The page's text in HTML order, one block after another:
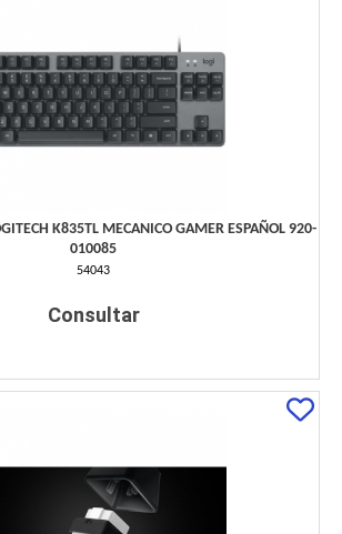
K835TL MECANICO GAMER ESPAÑOL 920-
010085
54043
Consultar